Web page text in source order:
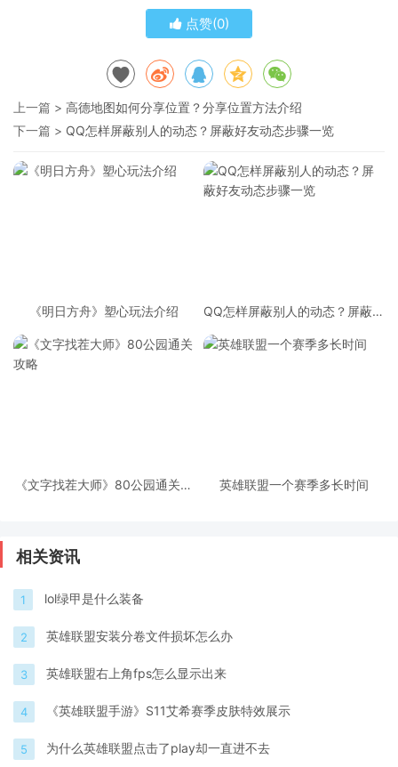
点赞(0)
上一篇 > 高德地图如何分享位置？分享位置方法介绍
下一篇 > QQ怎样屏蔽别人的动态？屏蔽好友动态步骤一览
《明日方舟》塑心玩法介绍
QQ怎样屏蔽别人的动态？屏蔽好
《文字找茬大师》80公园通关攻
英雄联盟一个赛季多长时间
相关资讯
1 lol绿甲是什么装备
2 英雄联盟安装分卷文件损坏怎么办
3 英雄联盟右上角fps怎么显示出来
4 《英雄联盟手游》S11艾希赛季皮肤特效展示
5 为什么英雄联盟点击了play却一直进不去